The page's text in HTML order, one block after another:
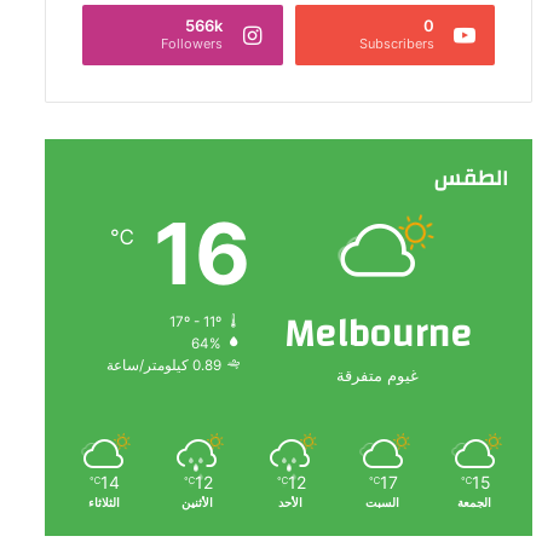
0
Subscribers
566k
Followers
الطقس
Melbourne
غيوم متفرقة
16
℃
17º - 11º
64%
0.89 كيلومتر/ساعة
15
℃
الجمعة
17
℃
السبت
12
℃
الأحد
12
℃
الأثنين
14
℃
الثلاثاء